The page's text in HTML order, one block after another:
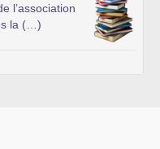
l’association
la (…)